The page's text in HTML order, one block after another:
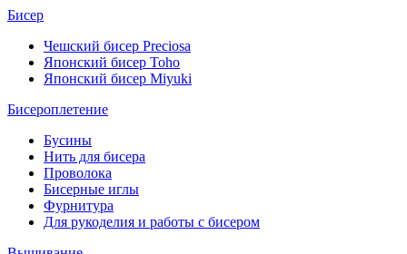
Бисер
Чешский бисер Preciosa
Японский бисер Toho
Японский бисер Miyuki
Бисероплетение
Бусины
Нить для бисера
Проволока
Бисерные иглы
Фурнитура
Для рукоделия и работы с бисером